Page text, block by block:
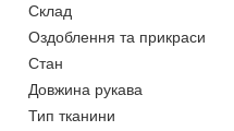
Склад
Оздоблення та прикраси
Стан
Довжина рукава
Тип тканини